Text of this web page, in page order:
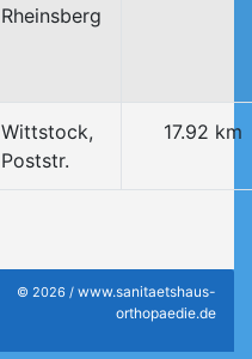
Rheinsberg
Wittstock,
Poststr.
17.92 km
© 2026 / www.sanitaetshaus-
orthopaedie.de